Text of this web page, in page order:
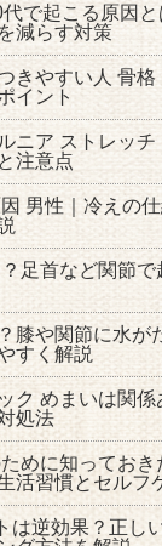
で起こる原因
減らす対策
きやすい人 骨
イント
ニア ストレッ
注意点
男性｜冷えの
足首など関節で
膝や関節に水が
すく解説
ク めまいは関
処法
めに知ってお
活習慣とセルフ
は逆効果？正し